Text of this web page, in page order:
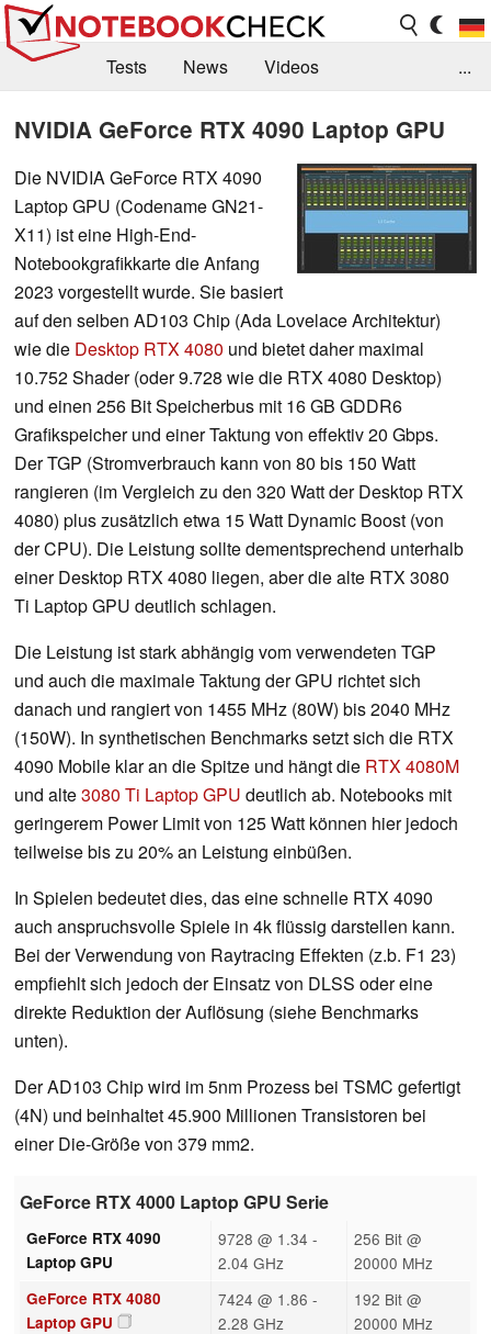
Tests News
Videos
Jobs
Forum
...
NVIDIA GeForce RTX 4090 Laptop GPU
Die NVIDIA GeForce RTX 4090
Laptop GPU (Codename GN21-
X11) ist eine High-End-
Notebookgrafikkarte die Anfang
2023 vorgestellt wurde. Sie basiert
auf den selben AD103 Chip (Ada Lovelace Architektur)
wie die Desktop RTX 4080 und bietet daher maximal
10.752 Shader (oder 9.728 wie die RTX 4080 Desktop)
und einen 256 Bit Speicherbus mit 16 GB GDDR6
Grafikspeicher und einer Taktung von effektiv 20 Gbps.
Der TGP (Stromverbrauch kann von 80 bis 150 Watt
rangieren (im Vergleich zu den 320 Watt der Desktop RTX
4080) plus zusätzlich etwa 15 Watt Dynamic Boost (von
der CPU). Die Leistung sollte dementsprechend unterhalb
einer Desktop RTX 4080 liegen, aber die alte RTX 3080
Ti Laptop GPU deutlich schlagen.
Die Leistung ist stark abhängig vom verwendeten TGP
und auch die maximale Taktung der GPU richtet sich
danach und rangiert von 1455 MHz (80W) bis 2040 MHz
(150W). In synthetischen Benchmarks setzt sich die RTX
4090 Mobile klar an die Spitze und hängt die RTX 4080M
und alte3080 Ti Laptop GPU deutlich ab. Notebooks mit
geringerem Power Limit von 125 Watt können hier jedoch
teilweise bis zu 20% an Leistung einbüßen.
In Spielen bedeutet dies, das eine schnelle RTX 4090
auch anspruchsvolle Spiele in 4k flüssig darstellen kann.
Bei der Verwendung von Raytracing Effekten (z.b. F1 23)
empfiehlt sich jedoch der Einsatz von DLSS oder eine
direkte Reduktion der Auflösung (siehe Benchmarks
unten).
Der AD103 Chip wird im 5nm Prozess bei TSMC gefertigt
(4N) und beinhaltet 45.900 Millionen Transistoren bei
einer Die-Größe von 379 mm2.
GeForce RTX 4000 Laptop GPU Serie
GeForce RTX 4090
Laptop GPU
9728 @ 1.34 -
2.04 GHz
256 Bit @
20000 MHz
GeForce RTX 4080
Laptop GPU
7424 @ 1.86 -
2.28 GHz
192 Bit @
20000 MHz